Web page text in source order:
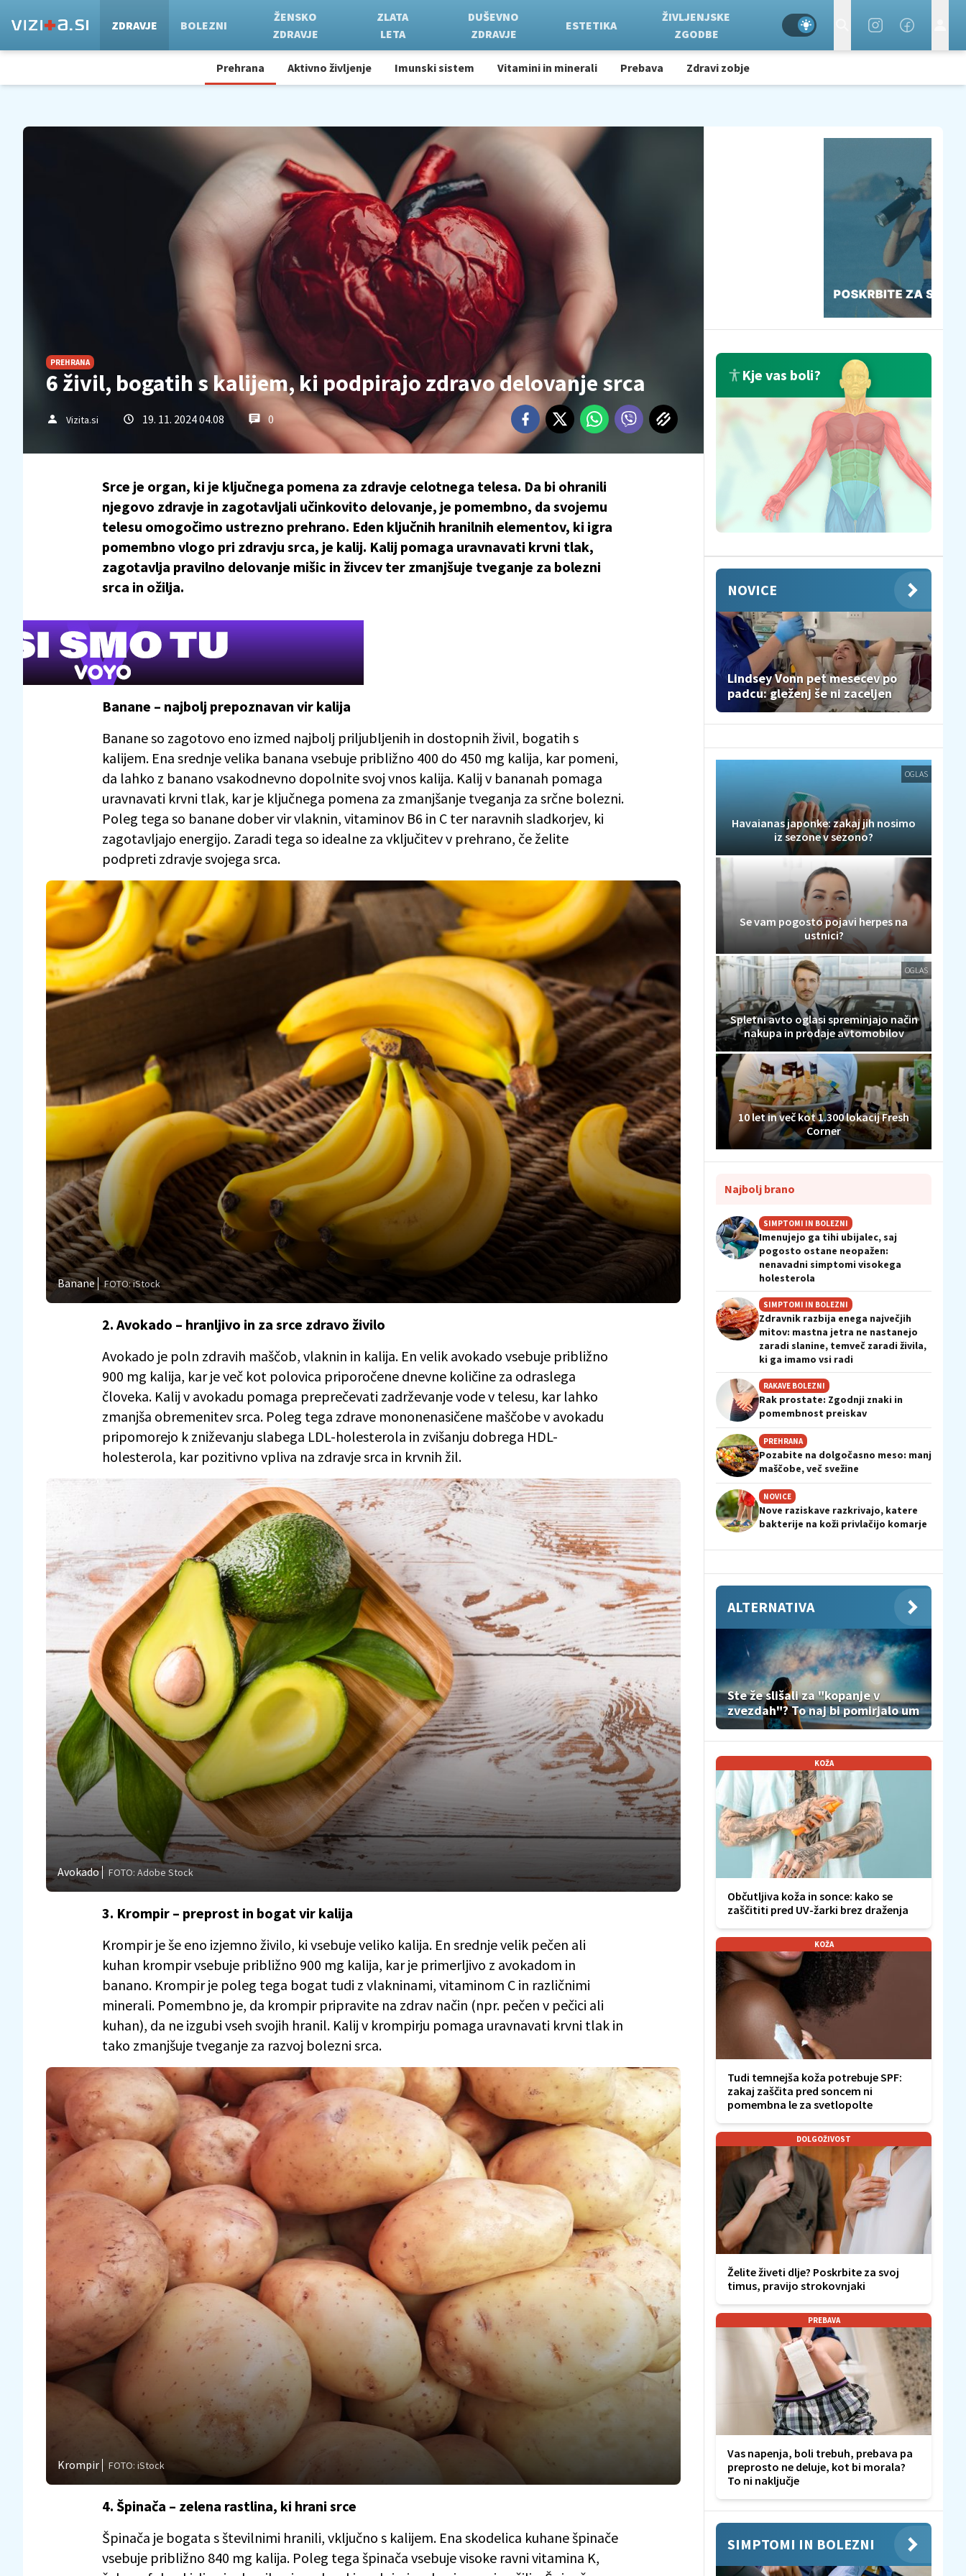
ZDRAVJE BOLEZNI
ŽENSKO
ZDRAVJE
ZLATA
LETA
DUŠEVNO
ZDRAVJE
ESTETIKA
ŽIVLJENJSKE
ZGODBE
Prehrana Aktivno življenje Imunski sistem Vitamini in minerali Prebava Zdravi zobje
PREHRANA
6 živil, bogatih s kalijem, ki podpirajo zdravo delovanje srca
Vizita.si 19. 11. 2024 04.08 0
Srce je organ, ki je ključnega pomena za zdravje celotnega telesa. Da bi ohranili
njegovo zdravje in zagotavljali učinkovito delovanje, je pomembno, da svojemu
telesu omogočimo ustrezno prehrano. Eden ključnih hranilnih elementov, ki igra
pomembno vlogo pri zdravju srca, je kalij. Kalij pomaga uravnavati krvni tlak,
zagotavlja pravilno delovanje mišic in živcev ter zmanjšuje tveganje za bolezni
srca in ožilja.
Banane – najbolj prepoznavan vir kalija
Banane so zagotovo eno izmed najbolj priljubljenih in dostopnih živil, bogatih s
kalijem. Ena srednje velika banana vsebuje približno 400 do 450 mg kalija, kar pomeni,
da lahko z banano vsakodnevno dopolnite svoj vnos kalija. Kalij v bananah pomaga
uravnavati krvni tlak, kar je ključnega pomena za zmanjšanje tveganja za srčne bolezni.
Poleg tega so banane dober vir vlaknin, vitaminov B6 in C ter naravnih sladkorjev, ki
zagotavljajo energijo. Zaradi tega so idealne za vključitev v prehrano, če želite
podpreti zdravje svojega srca.
Banane FOTO: iStock
2. Avokado – hranljivo in za srce zdravo živilo
Avokado je poln zdravih maščob, vlaknin in kalija. En velik avokado vsebuje približno
900 mg kalija, kar je več kot polovica priporočene dnevne količine za odraslega
človeka. Kalij v avokadu pomaga preprečevati zadrževanje vode v telesu, kar lahko
zmanjša obremenitev srca. Poleg tega zdrave mononenasičene maščobe v avokadu
pripomorejo k zniževanju slabega LDL-holesterola in zvišanju dobrega HDL-
holesterola, kar pozitivno vpliva na zdravje srca in krvnih žil.
Avokado FOTO: Adobe Stock
3. Krompir – preprost in bogat vir kalija
Krompir je še eno izjemno živilo, ki vsebuje veliko kalija. En srednje velik pečen ali
kuhan krompir vsebuje približno 900 mg kalija, kar je primerljivo z avokadom in
banano. Krompir je poleg tega bogat tudi z vlakninami, vitaminom C in različnimi
minerali. Pomembno je, da krompir pripravite na zdrav način (npr. pečen v pečici ali
kuhan), da ne izgubi vseh svojih hranil. Kalij v krompirju pomaga uravnavati krvni tlak in
tako zmanjšuje tveganje za razvoj bolezni srca.
Krompir FOTO: iStock
4. Špinača – zelena rastlina, ki hrani srce
Špinača je bogata s številnimi hranili, vključno s kalijem. Ena skodelica kuhane špinače
vsebuje približno 840 mg kalija. Poleg tega špinača vsebuje visoke ravni vitamina K,
Kje vas boli?
NOVICE
Lindsey Vonn pet mesecev po
padcu: gleženj še ni zaceljen
OGLAS
Havaianas japonke: zakaj jih nosimo
iz sezone v sezono?
Se vam pogosto pojavi herpes na
ustnici?
OGLAS
Spletni avto oglasi spreminjajo način
nakupa in prodaje avtomobilov
10 let in več kot 1.300 lokacij Fresh
Corner
Najbolj brano
SIMPTOMI IN BOLEZNI
Imenujejo ga tihi ubijalec, saj
pogosto ostane neopažen:
nenavadni simptomi visokega
holesterola
SIMPTOMI IN BOLEZNI
Zdravnik razbija enega največjih
mitov: mastna jetra ne nastanejo
zaradi slanine, temveč zaradi živila,
ki ga imamo vsi radi
RAKAVE BOLEZNI
Rak prostate: Zgodnji znaki in
pomembnost preiskav
PREHRANA
Pozabite na dolgočasno meso: manj
maščobe, več svežine
NOVICE
Nove raziskave razkrivajo, katere
bakterije na koži privlačijo komarje
ALTERNATIVA
Ste že slišali za "kopanje v
zvezdah"? To naj bi pomirjalo um
KOŽA
Občutljiva koža in sonce: kako se
zaščititi pred UV-žarki brez draženja
KOŽA
Tudi temnejša koža potrebuje SPF:
zakaj zaščita pred soncem ni
pomembna le za svetlopolte
DOLGOŽIVOST
Želite živeti dlje? Poskrbite za svoj
timus, pravijo strokovnjaki
PREBAVA
Vas napenja, boli trebuh, prebava pa
preprosto ne deluje, kot bi morala?
To ni naključje
SIMPTOMI IN BOLEZNI